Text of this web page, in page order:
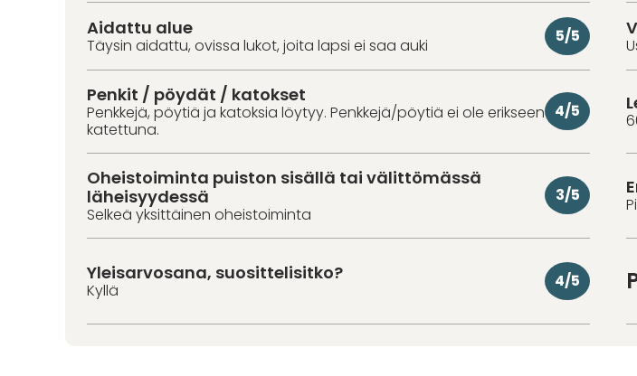
Aidattu alue
Täysin aidattu, ovissa lukot, joita lapsi ei saa auki 5/5
Penkit / pöydät / katokset
Penkkejä, pöytiä ja katoksia löytyy. Penkkejä/pöytiä ei ole erikseen
katettuna.
4/5
Oheistoiminta puiston sisällä tai välittömässä
läheisyydessä
Selkeä yksittäinen oheistoiminta
3/5
Yleisarvosana, suosittelisitko?
Kyllä 4/5